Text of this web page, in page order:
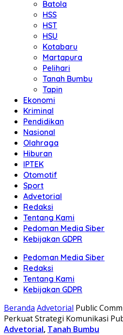
Batola
HSS
HST
HSU
Kotabaru
Martapura
Pelihari
Tanah Bumbu
Tapin
Ekonomi
Kriminal
Pendidikan
Nasional
Olahraga
Hiburan
IPTEK
Otomotif
Sport
Advetorial
Redaksi
Tentang Kami
Pedoman Media Siber
Kebijakan GDPR
Pedoman Media Siber
Redaksi
Tentang Kami
Kebijakan GDPR
Beranda Advetorial Public
Perkuat Strategi Komunikasi
Advetorial, Tanah Bumbu